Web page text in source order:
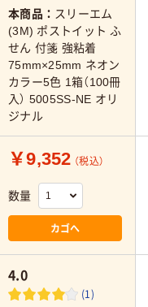
本商品： スリーエム
(3M) ポストイット ふ
せん 付箋 強粘着
75mm×25mm ネオン
カラー5色 1箱（100冊
入） 5005SS-NE オリ
ジナル
￥9,352 （税込）
数量
カゴへ
4.0
(1)